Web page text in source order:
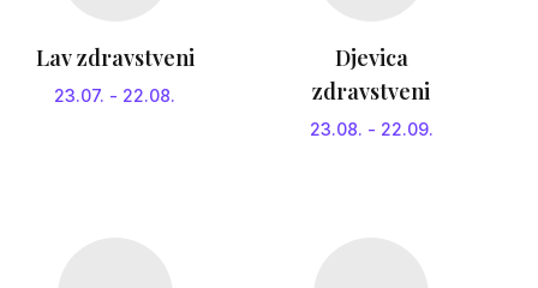
Lav zdravstveni
23.07. - 22.08.
Djevica
zdravstveni
23.08. - 22.09.